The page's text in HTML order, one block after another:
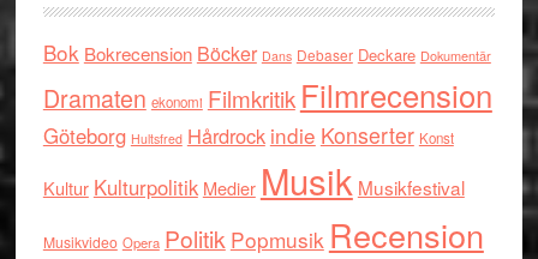
Bok Bokrecension Böcker Dans Debaser Deckare Dokumentär
Dramaten ekonomi Filmkritik Filmrecension
Göteborg Hultsfred Hårdrock indie Konserter Konst
Kultur Kulturpolitik Medier Musik Musikfestival
Musikvideo Opera Politik Popmusik Recension